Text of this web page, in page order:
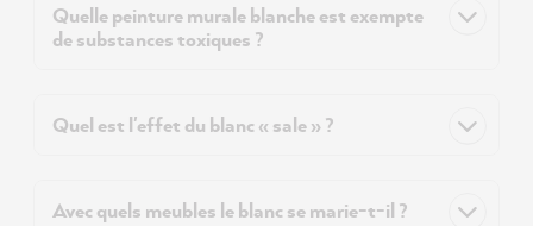
Quelle peinture murale blanche est exempte
de substances toxiques ?
Quel est l'effet du blanc « sale » ?
Avec quels meubles le blanc se marie-t-il ?